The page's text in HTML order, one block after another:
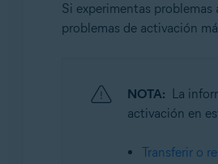
Si experimentas
problemas de activación
NOTA: La
activación en
Transferir o